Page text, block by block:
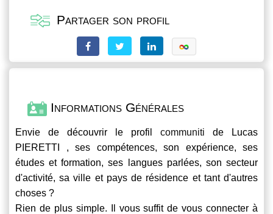
Partager son profil
Informations Générales
Envie de découvrir le profil communiti de Lucas
PIERETTI , ses compétences, son expérience, ses
études et formation, ses langues parlées, son secteur
d'activité, sa ville et pays de résidence et tant d'autres
choses ?
Rien de plus simple. Il vous suffit de vous connecter à